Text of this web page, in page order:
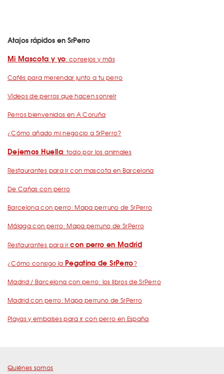
Atajos rápidos en SrPerro
Mi Mascota y yo: consejos y más
Cafés para merendar junto a tu perro
Vídeos de perros que hacen sonreír
Perros bienvenidos en A Coruña
¿Cómo añado mi negocio a SrPerro?
Dejemos Huella: todo por los animales
Restaurantes para ir con mascota en Barcelona
De Cañas con perro
Barcelona con perro: Mapa perruno de SrPerro
Málaga con perro: Mapa perruno de SrPerro
Restaurantes para ircon perro en Madrid
¿Cómo consigo la Pegatina de SrPerro?
Madrid / Barcelona con perro: los libros de SrPerro
Madrid con perro: Mapa perruno de SrPerro
Playas y embalses para ir con perro en España
Quiénes somos